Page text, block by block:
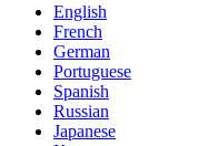
English
French
German
Portuguese
Spanish
Russian
Japanese